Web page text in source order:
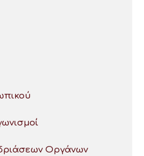
Οργάνων